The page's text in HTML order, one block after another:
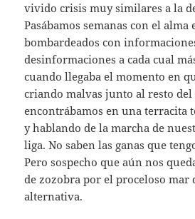
vivido crisis muy similares a la
Pasábamos semanas con el
bombardeados con
desinformaciones a cada cual
cuando llegaba el momento en
criando malvas junto al resto del
encontrábamos en una terracita
y hablando de la marcha de
liga. No saben las ganas que
Pero sospecho que aún nos
de zozobra por el proceloso mar
alternativa.